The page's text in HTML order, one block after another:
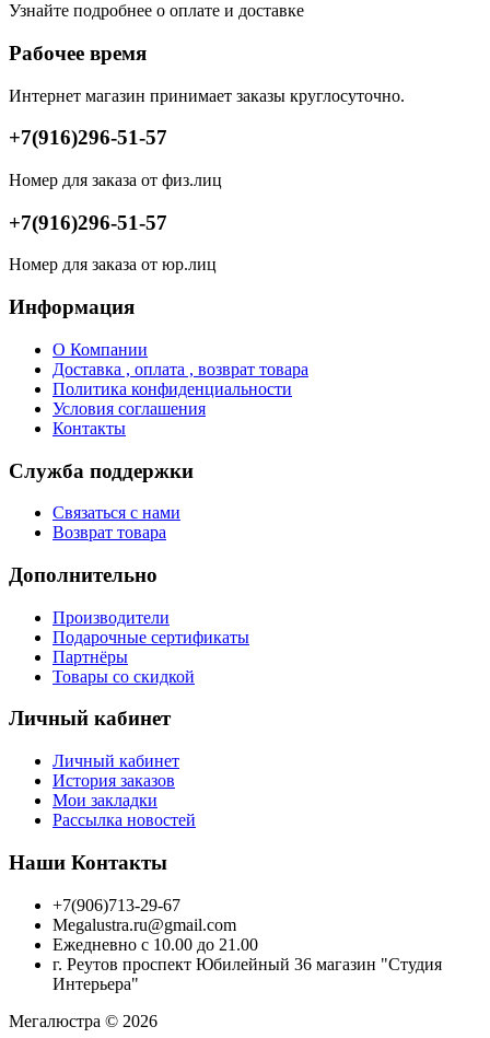
Узнайте подробнее о оплате и доставке
Рабочее время
Интернет магазин принимает заказы круглосуточно.
+7(916)296-51-57
Номер для заказа от физ.лиц
+7(916)296-51-57
Номер для заказа от юр.лиц
Информация
О Компании
Доставка , оплата , возврат товара
Политика конфиденциальности
Условия соглашения
Контакты
Служба поддержки
Связаться с нами
Возврат товара
Дополнительно
Производители
Подарочные сертификаты
Партнёры
Товары со скидкой
Личный кабинет
Личный кабинет
История заказов
Мои закладки
Рассылка новостей
Наши Контакты
+7(906)713-29-67
Megalustra.ru@gmail.com
Ежедневно с 10.00 до 21.00
г. Реутов проспект Юбилейный 36 магазин "Студия
Интерьера"
Мегалюстра © 2026